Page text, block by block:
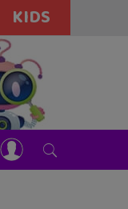
KIDS